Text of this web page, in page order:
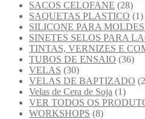
SACOS CELOFANE (28)
SAQUETAS PLASTICO (1)
SILICONE PARA
SINETES SELOS PARA
TINTAS, VERNIZES E
TUBOS DE ENSAIO (36)
VELAS (30)
VELAS DE BAPTIZADO
Velas de Cera de Soja (1)
VER TODOS OS
WORKSHOPS (8)